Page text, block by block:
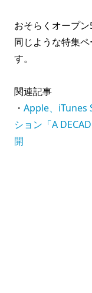
おそらくオープ
同じような特集
す。
関連記事
・ Apple、iTunes
ション「A
開